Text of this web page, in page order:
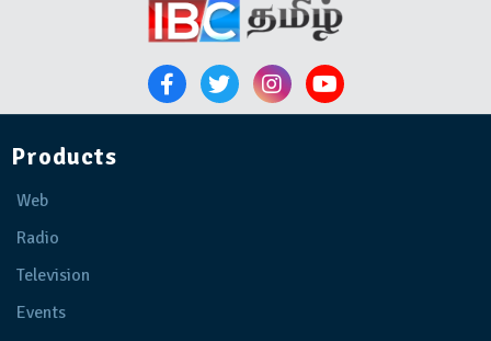
Products
Web
Radio
Television
Events